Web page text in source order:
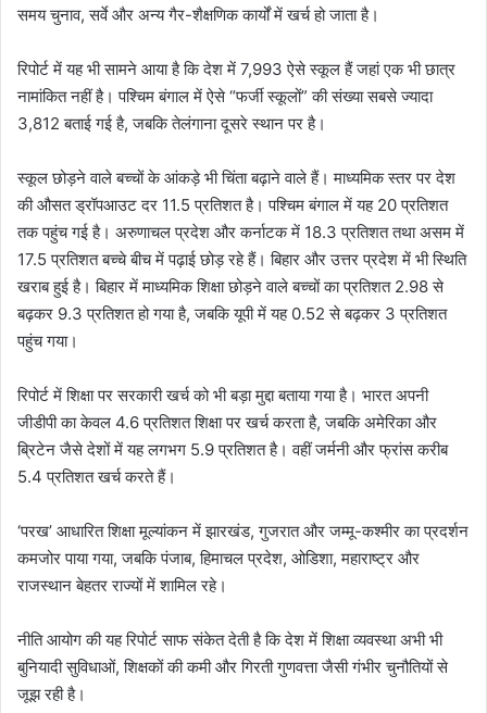
समय चुनाव, सर्वे और अन्य गैर-शैक्षणिक कार्यों में खर्च हो जाता है।
रिपोर्ट में यह भी सामने आया है कि देश में 7,993 ऐसे स्कूल हैं जहां एक भी छात्र
नामांकित नहीं है। पश्चिम बंगाल में ऐसे “फर्जी स्कूलों” की संख्या सबसे ज्यादा
3,812 बताई गई है, जबकि तेलंगाना दूसरे स्थान पर है।
स्कूल छोड़ने वाले बच्चों के आंकड़े भी चिंता बढ़ाने वाले हैं। माध्यमिक स्तर पर देश
की औसत ड्रॉपआउट दर 11.5 प्रतिशत है। पश्चिम बंगाल में यह 20 प्रतिशत
तक पहुंच गई है। अरुणाचल प्रदेश और कर्नाटक में 18.3 प्रतिशत तथा असम में
17.5 प्रतिशत बच्चे बीच में पढ़ाई छोड़ रहे हैं। बिहार और उत्तर प्रदेश में भी स्थिति
खराब हुई है। बिहार में माध्यमिक शिक्षा छोड़ने वाले बच्चों का प्रतिशत 2.98 से
बढ़कर 9.3 प्रतिशत हो गया है, जबकि यूपी में यह 0.52 से बढ़कर 3 प्रतिशत
पहुंच गया।
रिपोर्ट में शिक्षा पर सरकारी खर्च को भी बड़ा मुद्दा बताया गया है। भारत अपनी
जीडीपी का केवल 4.6 प्रतिशत शिक्षा पर खर्च करता है, जबकि अमेरिका और
ब्रिटेन जैसे देशों में यह लगभग 5.9 प्रतिशत है। वहीं जर्मनी और फ्रांस करीब
5.4 प्रतिशत खर्च करते हैं।
‘परख’ आधारित शिक्षा मूल्यांकन में झारखंड, गुजरात और जम्मू-कश्मीर का प्रदर्शन
कमजोर पाया गया, जबकि पंजाब, हिमाचल प्रदेश, ओडिशा, महाराष्ट्र और
राजस्थान बेहतर राज्यों में शामिल रहे।
नीति आयोग की यह रिपोर्ट साफ संकेत देती है कि देश में शिक्षा व्यवस्था अभी भी
बुनियादी सुविधाओं, शिक्षकों की कमी और गिरती गुणवत्ता जैसी गंभीर चुनौतियों से
जूझ रही है।